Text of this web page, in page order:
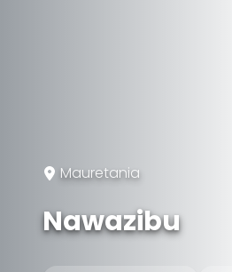
Mauretania
Nawazibu